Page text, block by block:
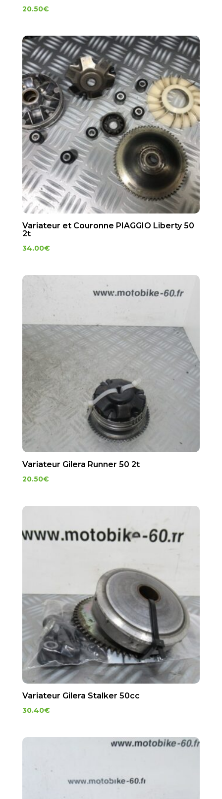
20.50€
Variateur et Couronne PIAGGIO Liberty 50
2t
34.00€
Variateur Gilera Runner 50 2t
20.50€
Variateur Gilera Stalker 50cc
30.40€